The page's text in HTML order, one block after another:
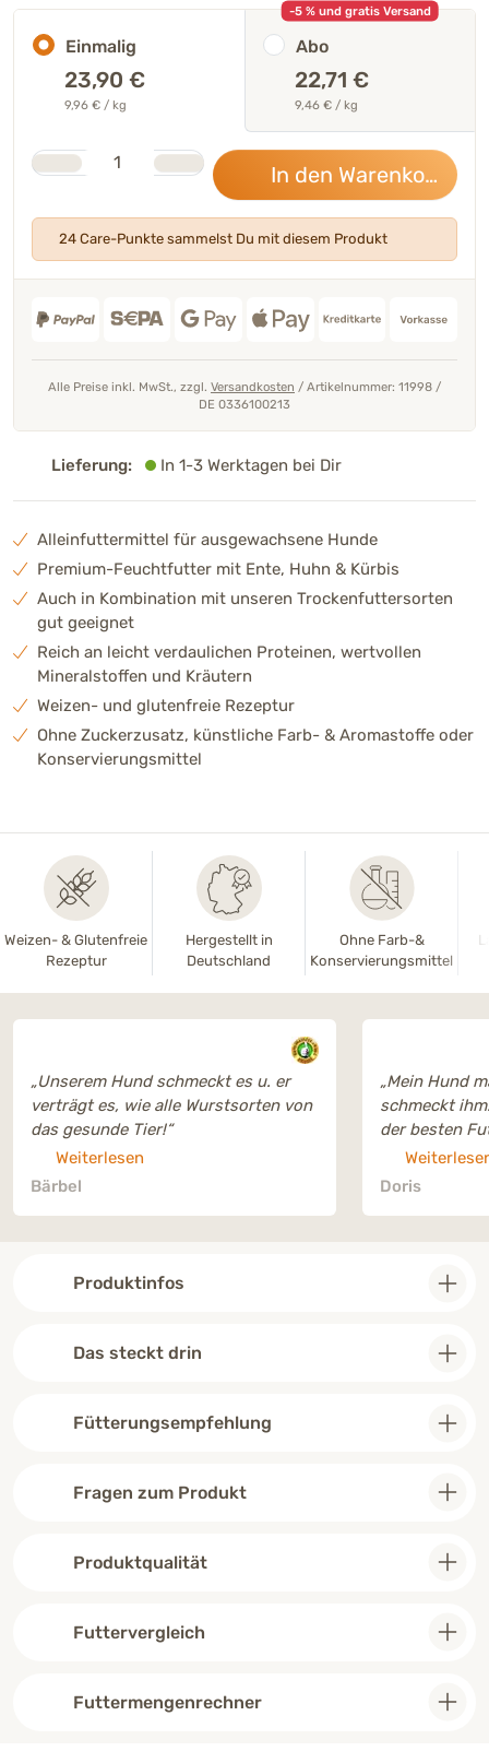
Alleinfuttermittel für ausgewachsene Hunde
Premium-Feuchtfutter mit Ente, Huhn & Kürbis
Auch in Kombination mit unseren Trockenfuttersorten
gut geeignet
Reich an leicht verdaulichen Proteinen, wertvollen
Mineralstoffen und Kräutern
Weizen- und glutenfreie Rezeptur
Ohne Zuckerzusatz, künstliche Farb- & Aromastoffe oder
Konservierungsmittel
Einmalig
23,90 €
9,96 € / kg
-5 % und gratis Versand
Abo
22,71 €
9,46 € / kg
Anzahl
In den Warenkorb
24 Care-Punkte sammelst Du mit diesem Produkt
Alle Preise inkl. MwSt., zzgl. Versandkosten / Artikelnummer: 11998 /
DE 0336100213
Lieferung: In 1-3 Werktagen bei Dir
Weizen- & Glutenfreie
Rezeptur
Hergestellt in
Deutschland
Ohne Farb-&
Konservierungsmittel
„Unserem Hund schmeckt es u. er
verträgt es, wie alle Wurstsorten von
das gesunde Tier!“
Weiterlesen
Bärbel
„Mein Hund
schmeckt ihm. Ich finde, es ist
der besten Futter, die "Das
anbietet. Es
wenn man
gut
portionieren.
Doris
Produktinfos
Das steckt drin
Fütterungsempfehlung
Fragen zum Produkt
Produktqualität
Futtervergleich
Futtermengenrechner